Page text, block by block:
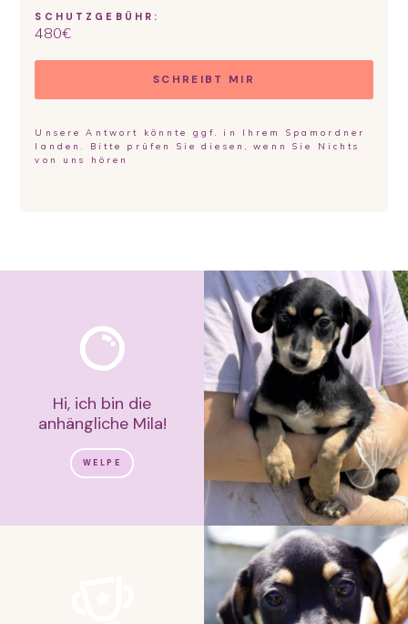
SCHUTZGEBÜHR:
480€
SCHREIBT MIR
Unsere Antwort könnte ggf. in Ihrem Spamordner
landen. Bitte prüfen Sie diesen, wenn Sie Nichts
von uns hören
Hi, ich bin die
anhängliche Mila!
WELPE